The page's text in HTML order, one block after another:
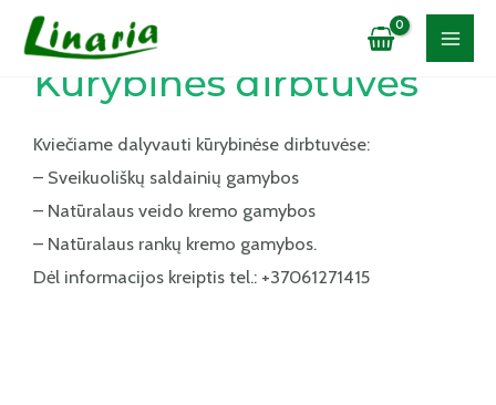
Kūrybinės dirbtuvės
Kviečiame dalyvauti kūrybinėse dirbtuvėse:
– Sveikuoliškų saldainių gamybos
– Natūralaus veido kremo gamybos
– Natūralaus rankų kremo gamybos.
Dėl informacijos kreiptis tel.: +37061271415